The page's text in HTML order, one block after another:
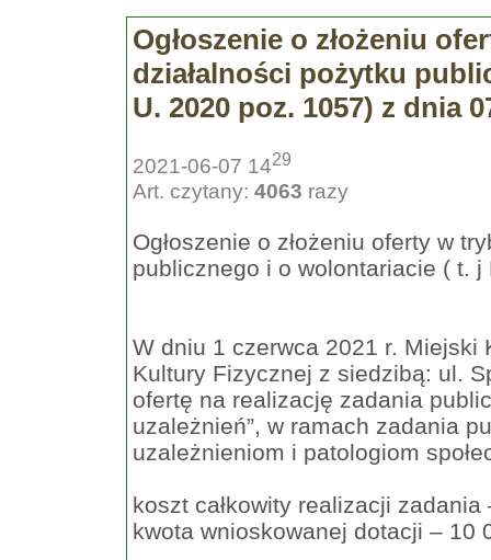
Ogłoszenie o złożeniu
działalności pożytku
U. 2020 poz. 1057) z dnia
2021-06-07 1429
Art. czytany: 4063 razy
Ogłoszenie o złożeniu oferty w
publicznego i o wolontariacie ( t.
W dniu 1 czerwca 2021 r. Miejski
Kultury Fizycznej z siedzibą: ul.
ofertę na realizację zadania
uzależnień”, w ramach zadania
uzależnieniom i patologiom
koszt całkowity realizacji zadania
kwota wnioskowanej dotacji – 10